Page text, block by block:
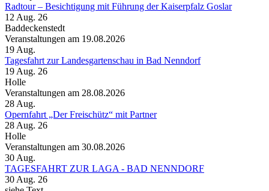
Radtour – Besichtigung mit Führung der Kaiserpfalz Goslar
12 Aug. 26
Baddeckenstedt
Veranstaltungen am 19.08.2026
19 Aug.
Tagesfahrt zur Landesgartenschau in Bad Nenndorf
19 Aug. 26
Holle
Veranstaltungen am 28.08.2026
28 Aug.
Opernfahrt „Der Freischütz“ mit Partner
28 Aug. 26
Holle
Veranstaltungen am 30.08.2026
30 Aug.
TAGESFAHRT ZUR LAGA - BAD NENNDORF
30 Aug. 26